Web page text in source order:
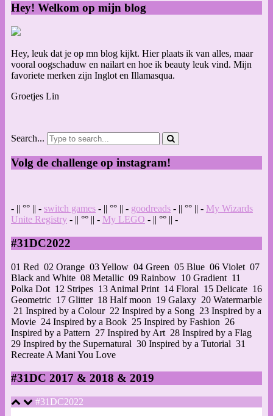
Hey! Welkom op mijn blog
Hey, leuk dat je op mn blog kijkt. Hier plaats ik van alles, maar
vooral oogschaduw en nailart en hoe ik beauty leuk vind. Mijn
favoriete merken zijn Inglot en Illamasqua.
Groetjes Lin
Search...
Volg de challenge op instagram!
- || °° || - switch games - || °° || - goodreads - || °° || - My Wizards
Unite Registry - || °° || - My LEGO - || °° || -
#31DC2022
01 Red 02 Orange 03 Yellow 04 Green 05 Blue 06 Violet 07
Black and White 08 Metallic 09 Rainbow 10 Gradient 11
Polka Dot 12 Stripes 13 Animal Print 14 Floral 15 Delicate 16
Geometric 17 Glitter 18 Half moon 19 Galaxy 20 Watermarble
21 Inspired by a Colour 22 Inspired by a Song 23 Inspired by a
Movie 24 Inspired by a Book 25 Inspired by Fashion 26
Inspired by a Pattern 27 Inspired by Art 28 Inspired by a Flag
29 Inspired by the Supernatural 30 Inspired by a Tutorial 31
Recreate A Mani You Love
#31DC 2017 & 2018 & 2019
#31DC2022